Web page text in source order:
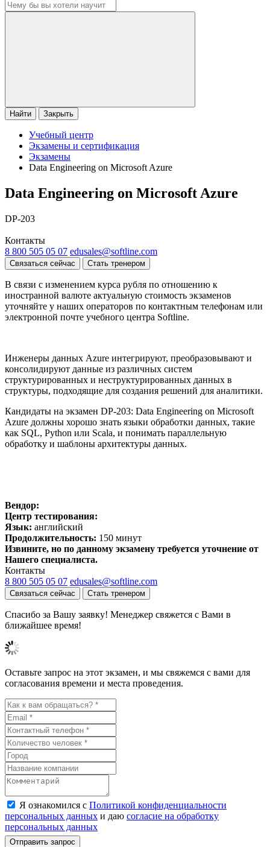
Найти Закрыть
Учебный центр
Экзамены и сертификация
Экзамены
Data Engineering on Microsoft Azure
Data Engineering on Microsoft Azure
DP-203
Контакты
8 800 505 05 07 edusales@softline.com
Связаться сейчас Стать тренером
В связи с изменением курса рубля по отношению к
иностранной валюте актуальную стоимость экзаменов
уточняйте у наших операторов по контактным телефонам или
электронной почте учебного центра Softline.
Инженеры данных Azure интегрируют, преобразовывают и
консолидируют данные из различных систем
структурированных и неструктурированных данных в
структуры, подходящие для создания решений для аналитики.
Кандидаты на экзамен DP-203: Data Engineering on Microsoft
Azure должны хорошо знать языки обработки данных, такие
как SQL, Python или Scala, и понимать параллельную
обработку и шаблоны архитектуры данных.
Вендор:
Центр тестирования:
Язык: английский
Продолжительность: 150 минут
Извините, но по данному экзамену требуется уточнение от
Нашего специалиста.
Контакты
8 800 505 05 07 edusales@softline.com
Связаться сейчас Стать тренером
Спасибо за Вашу заявку! Менеджер свяжется с Вами в
ближайшее время!
Оставьте запрос на этот экзамен, и мы свяжемся с вами для
согласования времени и места проведения.
Я ознакомился с Политикой конфиденциальности
персональных данных и даю согласие на обработку
персональных данных
Отправить запрос